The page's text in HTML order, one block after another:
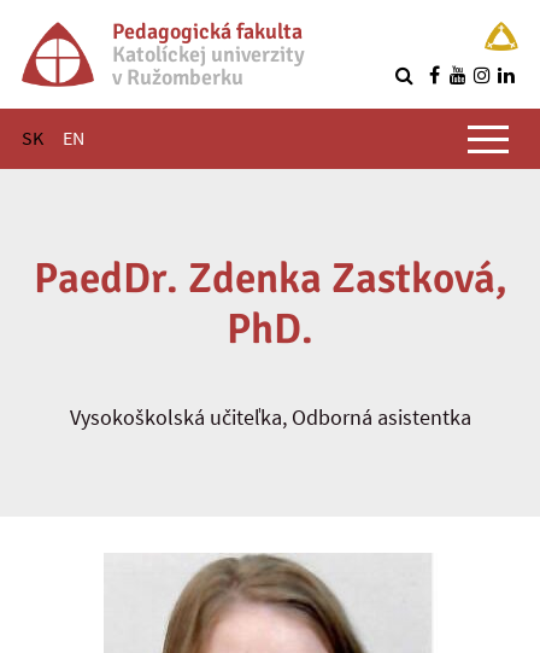
Pedagogická fakulta
Katolíckej univerzity
v Ružomberku
SK EN
Hlavné menu
PaedDr. Zdenka Zastková,
PhD.
Vysokoškolská učiteľka, Odborná asistentka